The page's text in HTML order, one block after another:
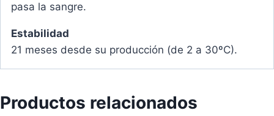
pasa la sangre.
Estabilidad
21 meses desde su producción (de 2 a 30ºC).
Productos relacionados